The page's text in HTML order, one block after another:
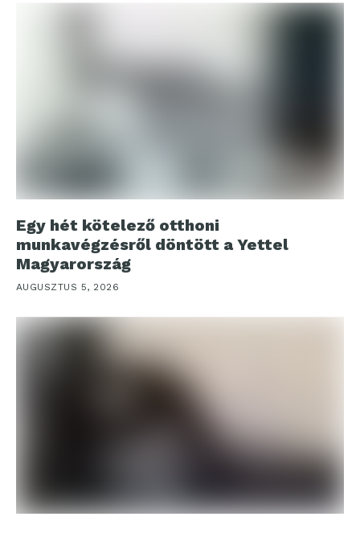
Egy hét kötelező otthoni
munkavégzésről döntött a Yettel
Magyarország
AUGUSZTUS 5, 2026